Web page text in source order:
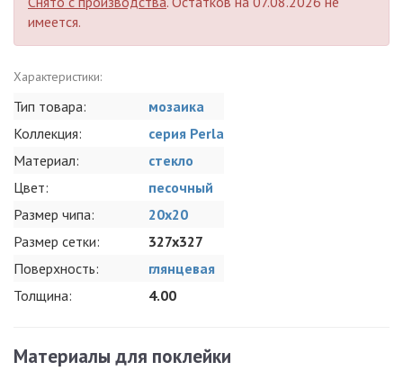
имеется.
Характеристики:
Тип товара:
мозаика
Коллекция:
серия Perla
Материал:
стекло
Цвет:
песочный
Размер чипа:
20x20
Размер сетки:
327x327
Поверхность:
глянцевая
Толщина:
4.00
Материалы для поклейки